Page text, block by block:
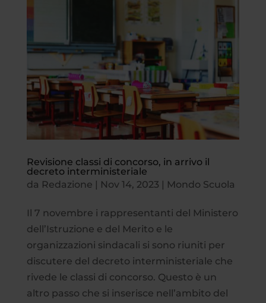
Revisione classi di concorso, in arrivo il
decreto interministeriale
da Redazione | Nov 14, 2023 | Mondo Scuola
Il 7 novembre i rappresentanti del Ministero
dell’Istruzione e del Merito e le
organizzazioni sindacali si sono riuniti per
discutere del decreto interministeriale che
rivede le classi di concorso. Questo è un
altro passo che si inserisce nell’ambito del